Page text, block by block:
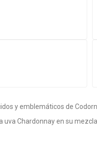
y emblemáticos de
Chardonnay en su